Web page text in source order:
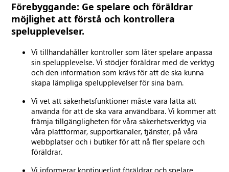
Förebyggande: Ge spelare och föräldrar
möjlighet att förstå och kontrollera
spelupplevelser.
Vi tillhandahåller kontroller som låter spelare anpassa
sin spelupplevelse. Vi stödjer föräldrar med de verktyg
och den information som krävs för att de ska kunna
skapa lämpliga spelupplevelser för sina barn.
Vi vet att säkerhetsfunktioner måste vara lätta att
använda för att de ska vara användbara. Vi kommer att
främja tillgängligheten för våra säkerhetsverktyg via
våra plattformar, supportkanaler, tjänster, på våra
webbplatser och i butiker för att nå fler spelare och
föräldrar.
Vi informerar kontinuerligt föräldrar och spelare